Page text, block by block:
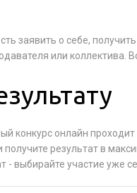
заявить о себе,
или коллектива.
конкурс онлайн
результат в
выбирайте участие уже